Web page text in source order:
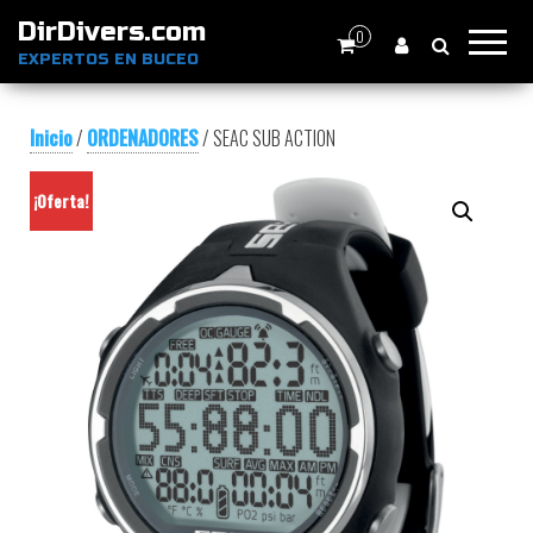
DirDivers.com
EXPERTOS EN BUCEO
0
Inicio/ ORDENADORES/ SEAC SUB ACTION
¡Oferta!